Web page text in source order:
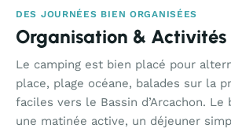
DES JOURNÉES BIEN ORGANISÉES
Organisation & Activités
Le camping est bien placé pour
place, plage océane, balades sur la
faciles vers le Bassin d’Arcachon.
une matinée active, un déjeuner